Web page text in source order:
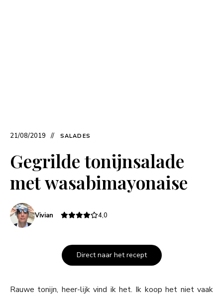
21/08/2019 SALADES
Gegrilde tonijnsalade
met wasabimayonaise
Vivian 4,0
Direct naar het recept
Rauwe tonijn, heer-lijk vind ik het. Ik koop het niet vaak